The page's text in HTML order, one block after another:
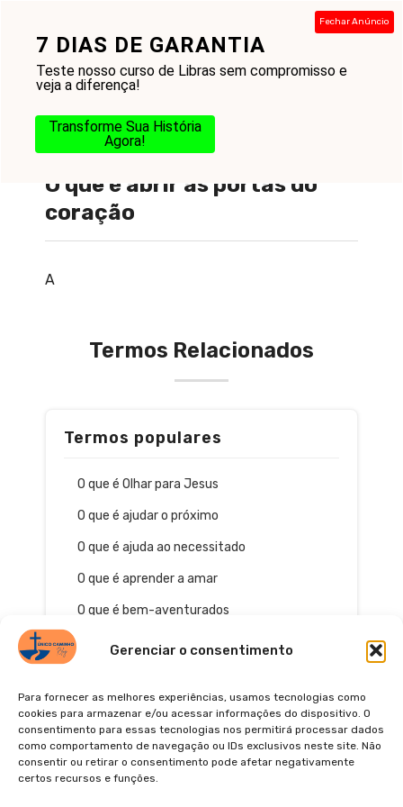
Gerenciar o consentimento
Para fornecer as melhores experiências, usamos tecnologias como
cookies para armazenar e/ou acessar informações do dispositivo. O
consentimento para essas tecnologias nos permitirá processar dados
como comportamento de navegação ou IDs exclusivos neste site. Não
consentir ou retirar o consentimento pode afetar negativamente
certos recursos e funções.
7 DIAS DE GARANTIA
Teste nosso curso de Libras sem compromisso e
veja a diferença!
Transforme Sua História
Agora!
Fechar Anúncio
conteúdo
O que é abrir as portas do
coração
A
Termos Relacionados
Termos populares
O que é Olhar para Jesus
O que é ajudar o próximo
O que é ajuda ao necessitado
O que é aprender a amar
O que é bem-aventurados